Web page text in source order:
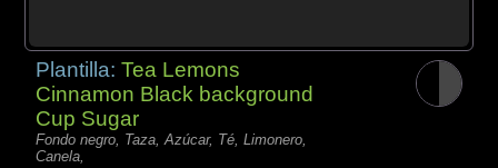
Plantilla:Tea Lemons
Cinnamon Black background
Cup Sugar
Fondo negro, Taza, Azúcar, Té, Limonero,
Canela,